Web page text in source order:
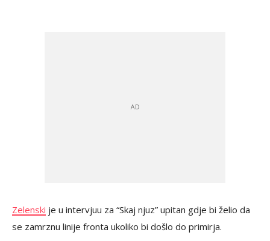
Zelenski je u intervjuu za “Skaj njuz” upitan gdje bi želio da
se zamrznu linije fronta ukoliko bi došlo do primirja.